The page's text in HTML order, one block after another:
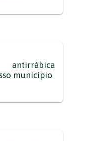
município